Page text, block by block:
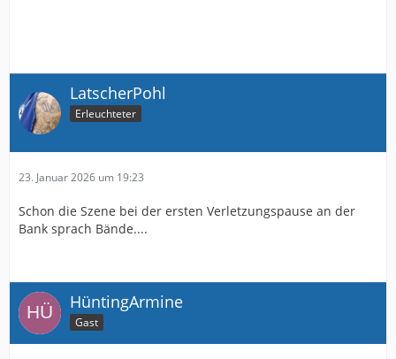
LatscherPohl
Erleuchteter
23. Januar 2026 um 19:23
Schon die Szene bei der ersten Verletzungspause an der
Bank sprach Bände....
HüntingArmine
Gast